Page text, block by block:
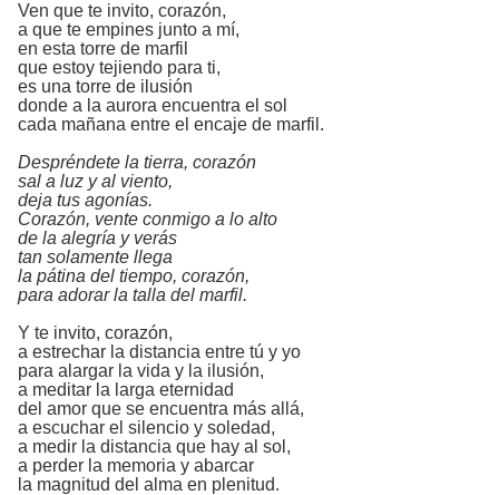
Ven que te invito, corazón,
a que te empines junto a mí,
en esta torre de marfil
que estoy tejiendo para ti,
es una torre de ilusión
donde a la aurora encuentra el sol
cada mañana entre el encaje de marfil.
Despréndete la tierra, corazón
sal a luz y al viento,
deja tus agonías.
Corazón, vente conmigo a lo alto
de la alegría y verás
tan solamente llega
la pátina del tiempo, corazón,
para adorar la talla del marfil.
Y te invito, corazón,
a estrechar la distancia entre tú y yo
para alargar la vida y la ilusión,
a meditar la larga eternidad
del amor que se encuentra más allá,
a escuchar el silencio y soledad,
a medir la distancia que hay al sol,
a perder la memoria y abarcar
la magnitud del alma en plenitud.